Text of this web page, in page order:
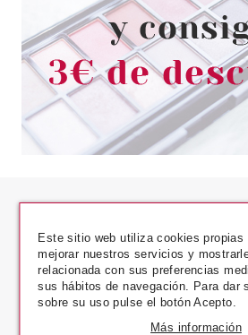
Los Precios Más
Este sitio web utiliza cookies propias
mejorar nuestros servicios y
relacionada con sus preferencias
sus hábitos de navegación. Para dar
sobre su uso pulse el botón Acepto.
Más información